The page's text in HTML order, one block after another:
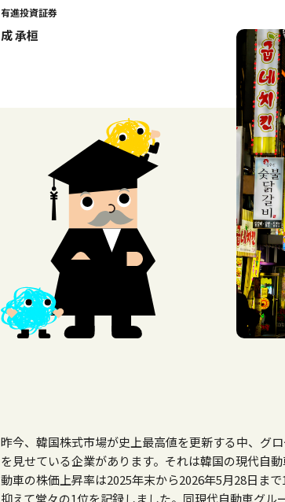
有進投資証券
成 承桓
昨今、韓国株式市場が史上最高値を更新する中、グ
を見せている企業があります。それは韓国の現代自動
動車の株価上昇率は2025年末から2026年5月28日ま
抑えて堂々の1位を記録しました。同現代自動車グル